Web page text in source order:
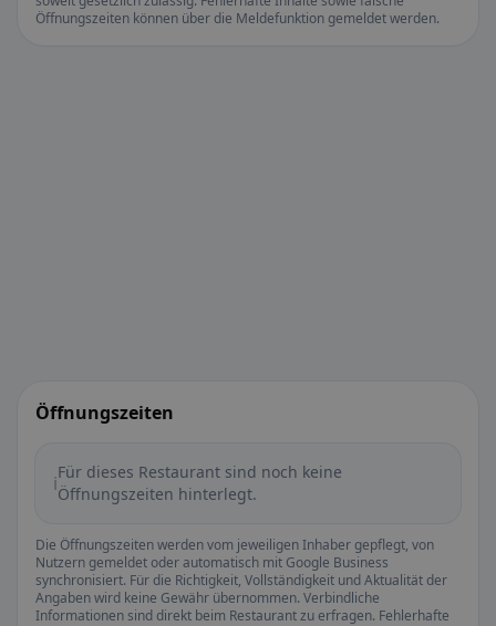
Öffnungszeiten können über die Meldefunktion gemeldet werden.
Öffnungszeiten
ℹ️Für dieses Restaurant sind noch keine
Öffnungszeiten hinterlegt.
Die Öffnungszeiten werden vom jeweiligen Inhaber gepflegt, von
Nutzern gemeldet oder automatisch mit Google Business
synchronisiert. Für die Richtigkeit, Vollständigkeit und Aktualität der
Angaben wird keine Gewähr übernommen. Verbindliche
Informationen sind direkt beim Restaurant zu erfragen. Fehlerhafte